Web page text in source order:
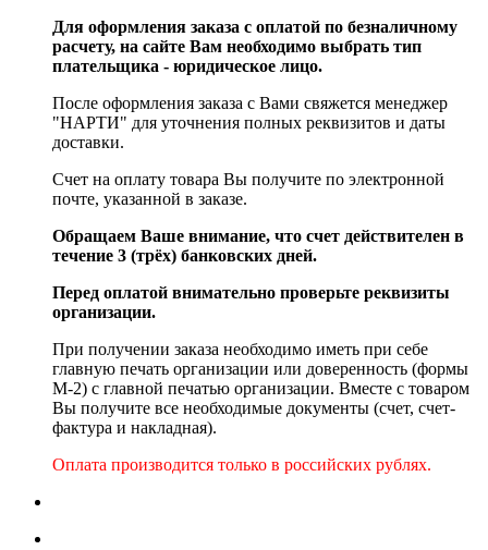
Для оформления заказа с оплатой по безналичному
расчету, на сайте Вам необходимо выбрать тип
плательщика - юридическое лицо.
После оформления заказа с Вами свяжется менеджер
"НАРТИ" для уточнения полных реквизитов и даты
доставки.
Счет на оплату товара Вы получите по электронной
почте, указанной в заказе.
Обращаем Ваше внимание, что счет действителен в
течение 3 (трёх) банковских дней.
Перед оплатой внимательно проверьте реквизиты
организации.
При получении заказа необходимо иметь при себе
главную печать организации или доверенность (формы
М-2) с главной печатью организации. Вместе с товаром
Вы получите все необходимые документы (счет, счет-
фактура и накладная).
Оплата производится только в российских рублях.